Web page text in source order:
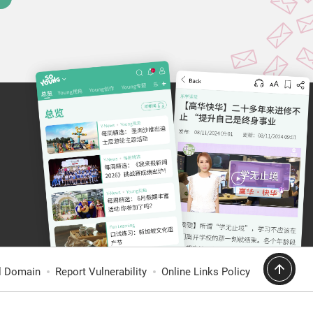
Domain Report Vulnerability Online Links Policy